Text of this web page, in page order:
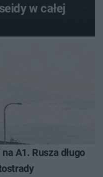
w całej
A1. Rusza długo